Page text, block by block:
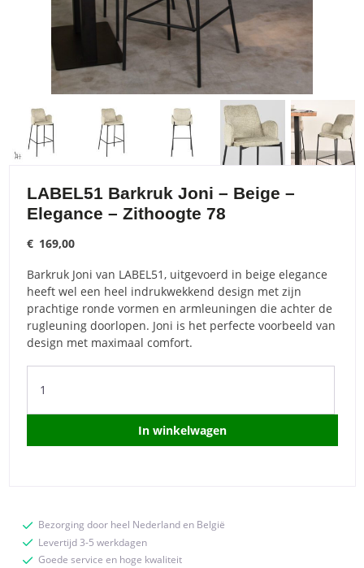
LABEL51 Barkruk Joni – Beige –
Elegance – Zithoogte 78
€ 169,00
Barkruk Joni van LABEL51, uitgevoerd in beige elegance
heeft wel een heel indrukwekkend design met zijn
prachtige ronde vormen en armleuningen die achter de
rugleuning doorlopen. Joni is het perfecte voorbeeld van
design met maximaal comfort.
Barkruk
78
quantity
In winkelwagen
Bezorging door heel Nederland en België
Levertijd 3-5 werkdagen
Goede service en hoge kwaliteit